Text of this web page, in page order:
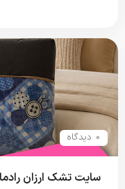
0 دیدگاه
سایت تشک ارزان